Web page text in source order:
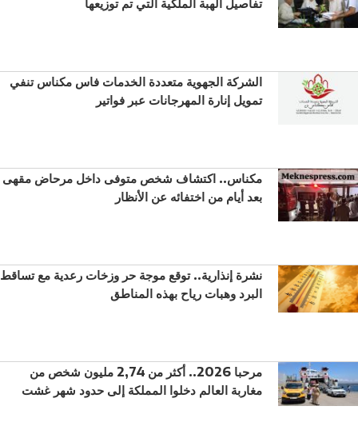
الشركة الجهوية متعددة الخدمات فاس مكناس تنفي
تمويل إنارة المهرجانات عبر فواتير
مكناس.. اكتشاف شخص متوفى داخل مرحاض مقهى
بعد أيام من اختفائه عن الأنظار
نشرة إنذارية.. توقع موجة حر وزخات رعدية مع تساقط
البرد وهبات رياح بهذه المناطق
مرحبا 2026.. أكثر من 2,74 مليون شخص من
مغاربة العالم دخلوا المملكة إلى حدود شهر غشت